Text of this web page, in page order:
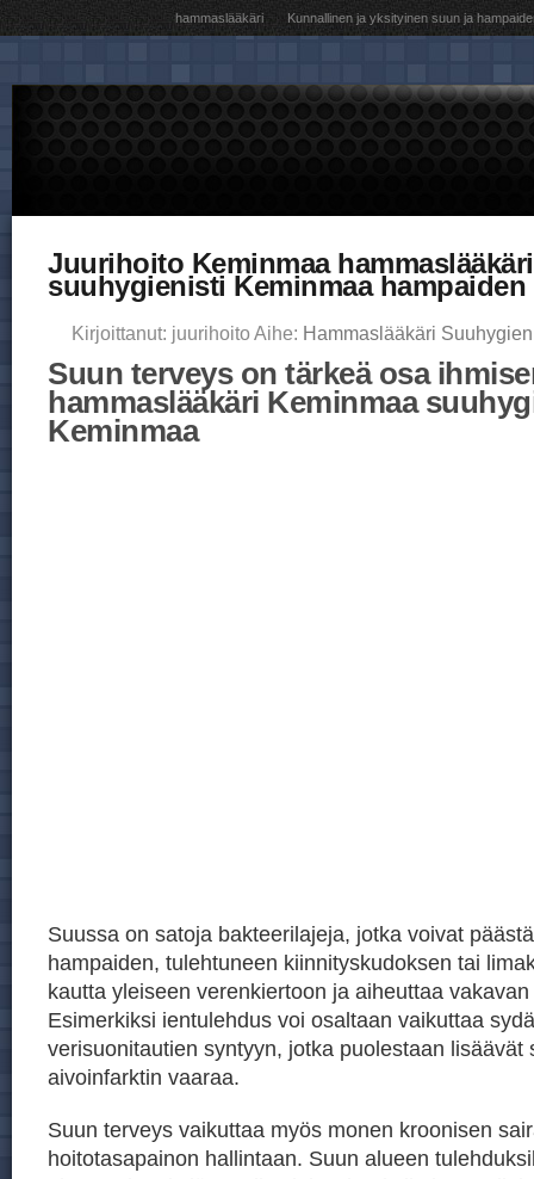
hammaslääkäri Kunnallinen ja yksityinen suun ja
Juurihoito Keminmaa
suuhygienisti Keminmaa hampaiden
Kirjoittanut: juurihoito Aihe: Hammaslääkäri
Suun terveys on tärkeä osa
hammaslääkäri Keminmaa
Keminmaa
Suussa on satoja bakteerilajeja, jotka voivat
hampaiden, tulehtuneen kiinnityskudoksen tai
kautta yleiseen verenkiertoon ja aiheuttaa
Esimerkiksi ientulehdus voi osaltaan vaikuttaa
verisuonitautien syntyyn, jotka puolestaan lisäävät
aivoinfarktin vaaraa.
Suun terveys vaikuttaa myös monen kroonisen
hoitotasapainon hallintaan. Suun alueen